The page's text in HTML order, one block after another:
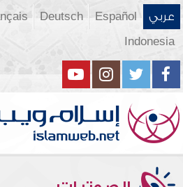
عربي Español
Deutsch
Indonesia